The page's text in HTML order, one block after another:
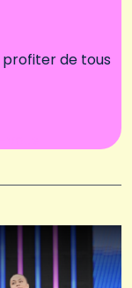
de tous